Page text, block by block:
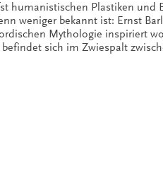
humanistischen Plastiken
weniger bekannt ist: Ernst
Mythologie inspiriert
sich im Zwiespalt